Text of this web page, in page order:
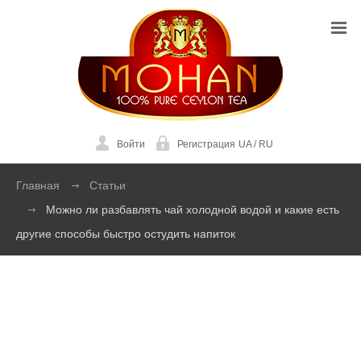
Войти Регистрация UA/RU
Главная
Статьи
Можно ли разбавлять чай холодной водой и какие есть
другие способы быстро остудить напиток